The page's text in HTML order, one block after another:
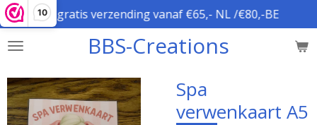
10
Ga
direct
naar
hoofdinhoud
BBS-Creations
gratis verzending vanaf €65,- NL /€80,-BE
Spa
verwenkaart A5